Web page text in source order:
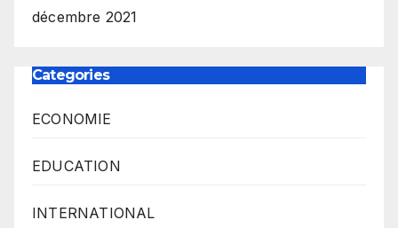
décembre 2021
Categories
ECONOMIE
EDUCATION
INTERNATIONAL